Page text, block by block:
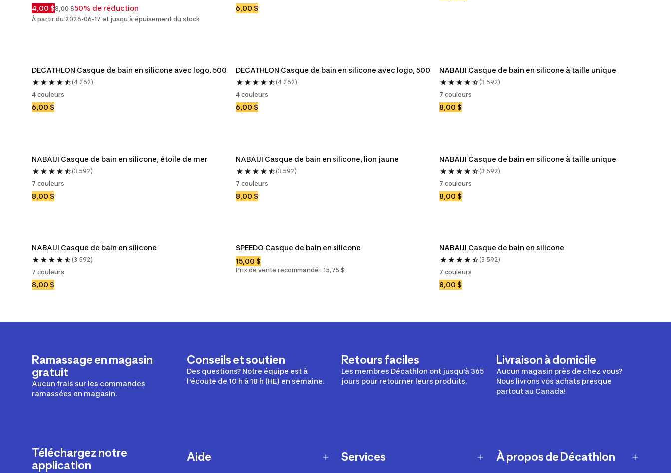
4,00 $8,00 $50% de réduction
À partir du 2026-06-17 et jusqu'à épuisement du stock
6,00 $
DECATHLON Casque de bain en silicone avec logo, 500
(4 262)
4 couleurs
6,00 $
DECATHLON Casque de bain en silicone avec logo, 500
(4 262)
4 couleurs
6,00 $
NABAIJI Casque de bain en silicone à taille unique
(3 592)
7 couleurs
8,00 $
NABAIJI Casque de bain en silicone, étoile de mer
(3 592)
7 couleurs
8,00 $
NABAIJI Casque de bain en silicone, lion jaune
(3 592)
7 couleurs
8,00 $
NABAIJI Casque de bain en silicone à taille unique
(3 592)
7 couleurs
8,00 $
NABAIJI Casque de bain en silicone
(3 592)
7 couleurs
8,00 $
SPEEDO Casque de bain en silicone
15,00 $
Prix de vente recommandé : 15,75 $
NABAIJI Casque de bain en silicone
(3 592)
7 couleurs
8,00 $
Ramassage en magasin
gratuit
Aucun frais sur les commandes
ramassées en magasin.
Conseils et soutien
Des questions? Notre équipe est à
l'écoute de 10 h à 18 h (HE) en semaine.
Retours faciles
Les membres Décathlon ont jusqu'à 365
jours pour retourner leurs produits.
Livraison à domicile
Aucun magasin près de chez vous?
Nous livrons vos achats presque
partout au Canada!
Téléchargez notre
application
Aide Services À propos de Décathlon